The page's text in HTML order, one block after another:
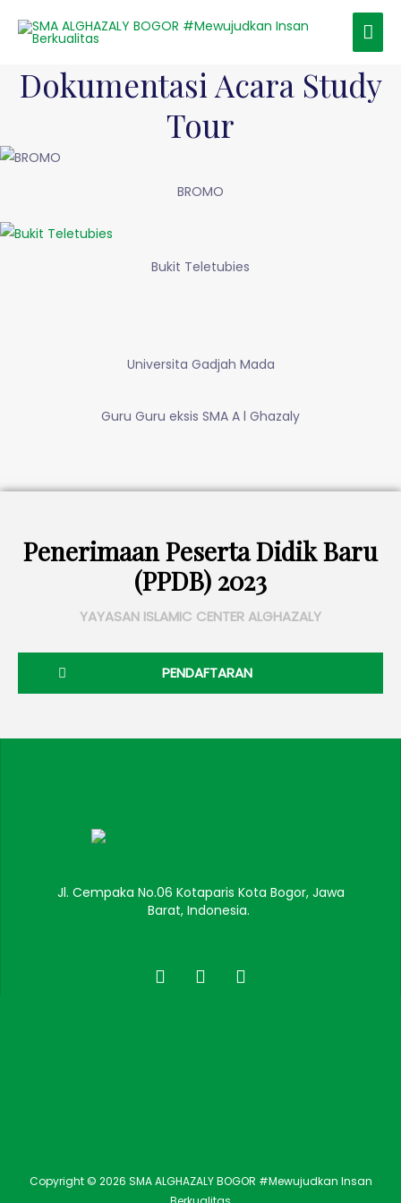
Dokumentasi Acara Study
Tour
BROMO
Bukit Teletubies
Universita Gadjah Mada
Guru Guru eksis SMA A l Ghazaly
Penerimaan Peserta Didik Baru
(PPDB) 2023
YAYASAN ISLAMIC CENTER ALGHAZALY
PENDAFTARAN
Jl. Cempaka No.06 Kotaparis Kota Bogor, Jawa
Barat, Indonesia.
Copyright © 2026 SMA ALGHAZALY BOGOR #Mewujudkan Insan